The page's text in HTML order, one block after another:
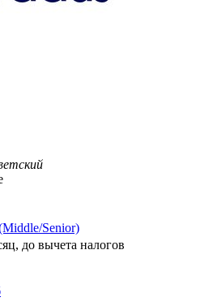
Senior)
до вычета налогов